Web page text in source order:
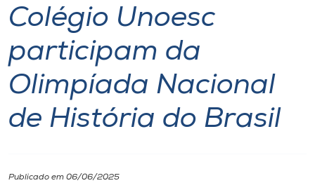
Atendimento ao Estudante
Portal de Ensino
A
Internacionalização
Colégio Unoesc
participam da
Olimpíada Nacional
de História do Brasil
Publicado em 06/06/2025